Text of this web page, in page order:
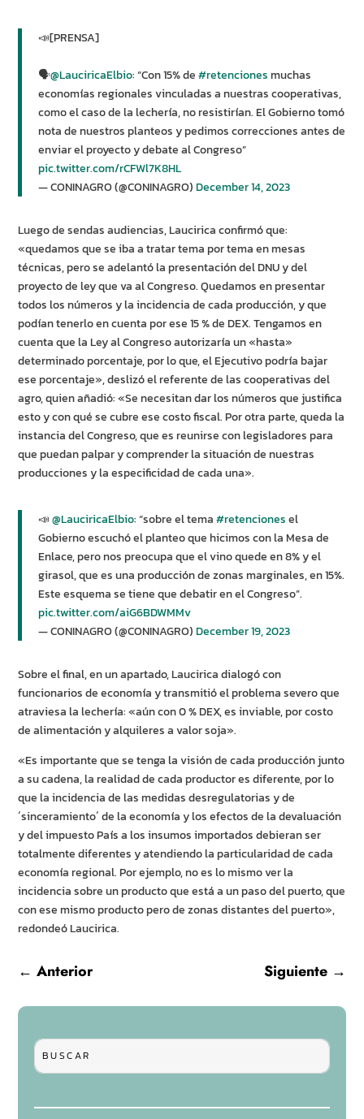
📣[PRENSA]
🗣️@LauciricaElbio: “Con 15% de#retencionesmuchas
economías regionales vinculadas a nuestras cooperativas,
como el caso de la lechería, no resistirían. El Gobierno tomó
nota de nuestros planteos y pedimos correcciones antes de
enviar el proyecto y debate al Congreso”
pic.twitter.com/rCFWl7K8HL
— CONINAGRO (@CONINAGRO)December 14, 2023
Luego de sendas audiencias, Laucirica confirmó que:
«quedamos que se iba a tratar tema por tema en mesas
técnicas, pero se adelantó la presentación del DNU y del
proyecto de ley que va al Congreso. Quedamos en presentar
todos los números y la incidencia de cada producción, y que
podían tenerlo en cuenta por ese 15 % de DEX. Tengamos en
cuenta que la Ley al Congreso autorizaría un «hasta»
determinado porcentaje, por lo que, el Ejecutivo podría bajar
ese porcentaje», deslizó el referente de las cooperativas del
agro, quien añadió: «Se necesitan dar los números que justifica
esto y con qué se cubre ese costo fiscal. Por otra parte, queda la
instancia del Congreso, que es reunirse con legisladores para
que puedan palpar y comprender la situación de nuestras
producciones y la especificidad de cada una».
📣@LauciricaElbio: “sobre el tema#retencionesel
Gobierno escuchó el planteo que hicimos con la Mesa de
Enlace, pero nos preocupa que el vino quede en 8% y el
girasol, que es una producción de zonas marginales, en 15%.
Este esquema se tiene que debatir en el Congreso”.
pic.twitter.com/aiG6BDWMMv
— CONINAGRO (@CONINAGRO)December 19, 2023
Sobre el final, en un apartado, Laucirica dialogó con
funcionarios de economía y transmitió el problema severo que
atraviesa la lechería: «aún con 0 % DEX, es inviable, por costo
de alimentación y alquileres a valor soja».
«Es importante que se tenga la visión de cada producción junto
a su cadena, la realidad de cada productor es diferente, por lo
que la incidencia de las medidas desregulatorias y de
´sinceramiento´ de la economía y los efectos de la devaluación
y del impuesto País a los insumos importados debieran ser
totalmente diferentes y atendiendo la particularidad de cada
economía regional. Por ejemplo, no es lo mismo ver la
incidencia sobre un producto que está a un paso del puerto, que
con ese mismo producto pero de zonas distantes del puerto»,
redondeó Laucirica.
←Anterior Siguiente→